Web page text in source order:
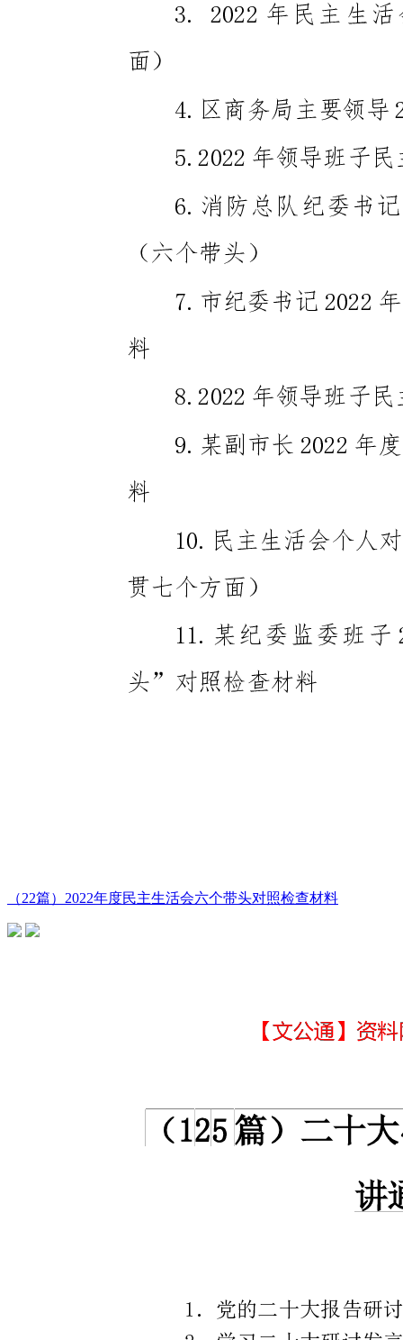
（22篇）2022年度民主生活会六个带头对照检查材料